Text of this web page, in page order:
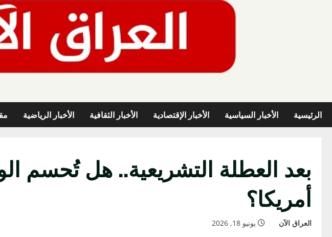
الرئيسية الأخبار السياسية الأخبار الإقتصادية الأخبار الثقافية الأخبار الرياضية
بعد العطلة التشريعية.. هل تُحسم
أمريكا؟
العراق الآن يونيو 18, 2026